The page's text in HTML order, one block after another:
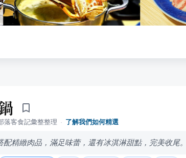
落客食記彙整整理 · 了解我們如何精選
配精緻肉品，滿足味蕾，還有冰淇淋甜點，完美收尾。